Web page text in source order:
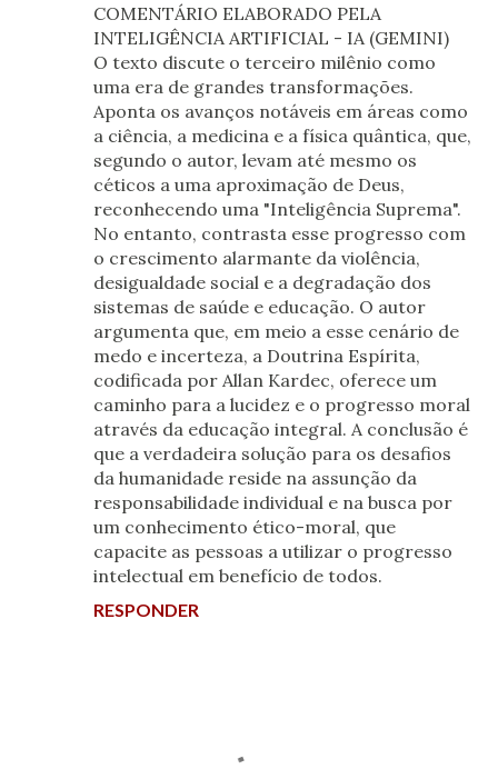
COMENTÁRIO ELABORADO PELA
INTELIGÊNCIA ARTIFICIAL - IA (GEMINI)
O texto discute o terceiro milênio como
uma era de grandes transformações.
Aponta os avanços notáveis em áreas como
a ciência, a medicina e a física quântica, que,
segundo o autor, levam até mesmo os
céticos a uma aproximação de Deus,
reconhecendo uma "Inteligência Suprema".
No entanto, contrasta esse progresso com
o crescimento alarmante da violência,
desigualdade social e a degradação dos
sistemas de saúde e educação. O autor
argumenta que, em meio a esse cenário de
medo e incerteza, a Doutrina Espírita,
codificada por Allan Kardec, oferece um
caminho para a lucidez e o progresso moral
através da educação integral. A conclusão é
que a verdadeira solução para os desafios
da humanidade reside na assunção da
responsabilidade individual e na busca por
um conhecimento ético-moral, que
capacite as pessoas a utilizar o progresso
intelectual em benefício de todos.
RESPONDER